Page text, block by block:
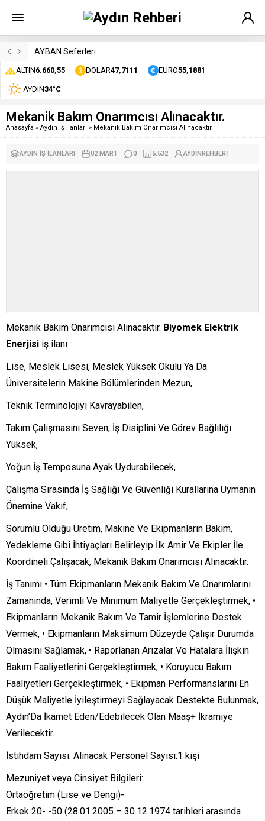
ALTIN6.660,55 DOLAR47,7111 EURO55,1881
AYDIN34°C
Mekanik Bakım Onarımcısı Alınacaktır.
Anasayfa » Aydın İş İlanları » Mekanik Bakım Onarımcısı Alınacaktır.
AYDIN İŞ İLANLARI 02 MART 0 5.532 AYDINREHBERI
Mekanik Bakım Onarımcısı Alınacaktır. Biyomek Elektrik
Enerjisi iş ilanı
Lise, Meslek Lisesi, Meslek Yüksek Okulu Ya Da
Üniversitelerin Makine Bölümlerinden Mezun,
Teknik Terminolojiyi Kavrayabilen,
Takım Çalışmasını Seven, İş Disiplini Ve Görev Bağlılığı
Yüksek,
Yoğun İş Temposuna Ayak Uydurabilecek,
Çalışma Sırasında İş Sağlığı Ve Güvenliği Kurallarına Uymanın
Önemine Vakıf,
Sorumlu Olduğu Üretim, Makine Ve Ekipmanların Bakım,
Yedekleme Gibi İhtiyaçları Belirleyip İlk Amir Ve Ekipler İle
Koordineli Çalışacak, Mekanik Bakım Onarımcısı Alınacaktır.
İş Tanımı • Tüm Ekipmanların Mekanik Bakım Ve Onarımlarını
Zamanında, Verimli Ve Minimum Maliyetle Gerçekleştirmek, •
Ekipmanların Mekanik Bakım Ve Tamir İşlemlerine Destek
Vermek, • Ekipmanların Maksimum Düzeyde Çalışır Durumda
Olmasını Sağlamak, • Raporlanan Arızalar Ve Hatalara İlişkin
Bakım Faaliyetlerini Gerçekleştirmek, • Koruyucu Bakım
Faaliyetleri Gerçekleştirmek, • Ekipman Performanslarını En
Düşük Maliyetle İyileştirmeyi Sağlayacak Destekte Bulunmak,
Aydın’Da İkamet Eden/Edebilecek Olan Maaş+ İkramiye
Verilecektir.
İstihdam Sayısı: Alınacak Personel Sayısı:1 kişi
Mezuniyet veya Cinsiyet Bilgileri:
Ortaöğretim (Lise ve Dengi)-
Erkek 20- -50 (28.01.2005 – 30.12.1974 tarihleri arasında